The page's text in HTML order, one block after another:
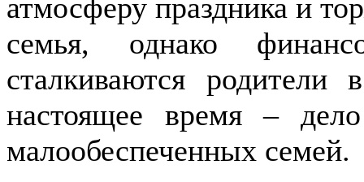
атмосферу праздника и
семья, однако
сталкиваются
настоящее время –
малообеспеченных семей.